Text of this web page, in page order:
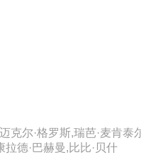
克尔·格罗斯,瑞芭·麦肯
德·巴赫曼,比比·贝什